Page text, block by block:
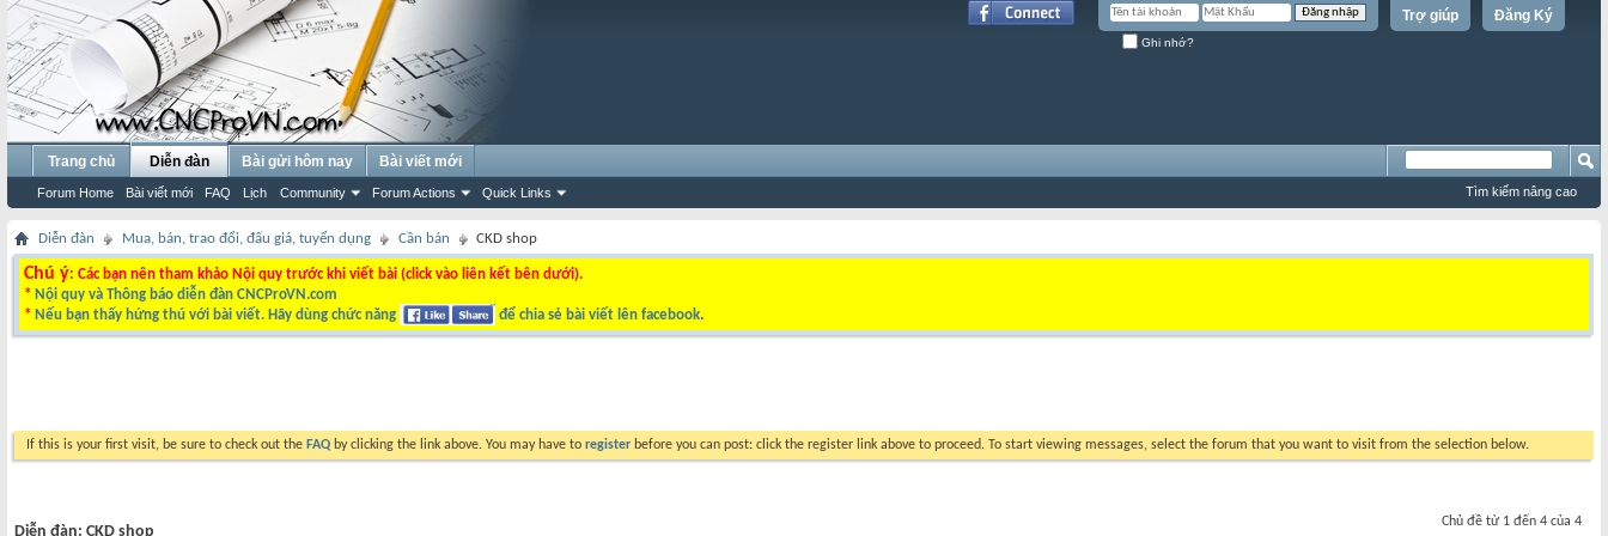
Đăng Ký
Trợ giúp
Ghi nhớ?
Trang chủ Diễn đàn
Forum Home Bài viết mới FAQ Lịch Community Forum Actions Quick Links
Bài gửi hôm nay Bài viết mới
Tìm kiếm nâng cao
Diễn đàn Mua, bán, trao đổi, đấu giá, tuyển dụng Cần bán CKD shop
Chú ý: Các bạn nên tham khảo Nội quy trước khi viết bài (click vào liên kết bên dưới).
* Nội quy và Thông báo diễn đàn CNCProVN.com
* Nếu bạn thấy hứng thú với bài viết. Hãy dùng chức năng để chia sẻ bài viết lên facebook.
If this is your first visit, be sure to check out the FAQ by clicking the link above. You may have to register before you can post: click the register link above to proceed. To start viewing messages, select the forum that you want to visit from the selection below.
Chủ đề từ 1 đến 4 của 4
Diễn đàn: CKD shop